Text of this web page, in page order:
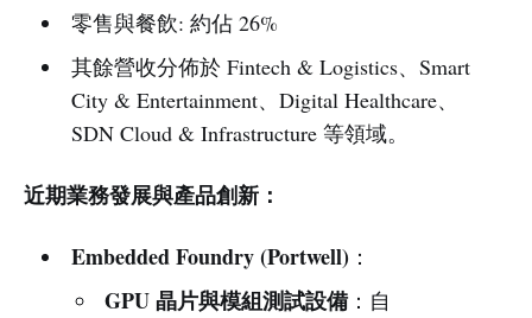
零售與餐飲: 約佔 26%
其餘營收分佈於 Fintech & Logistics、Smart
City & Entertainment、Digital Healthcare、
SDN Cloud & Infrastructure 等領域。
近期業務發展與產品創新：
Embedded Foundry (Portwell)：
GPU 晶片與模組測試設備：自